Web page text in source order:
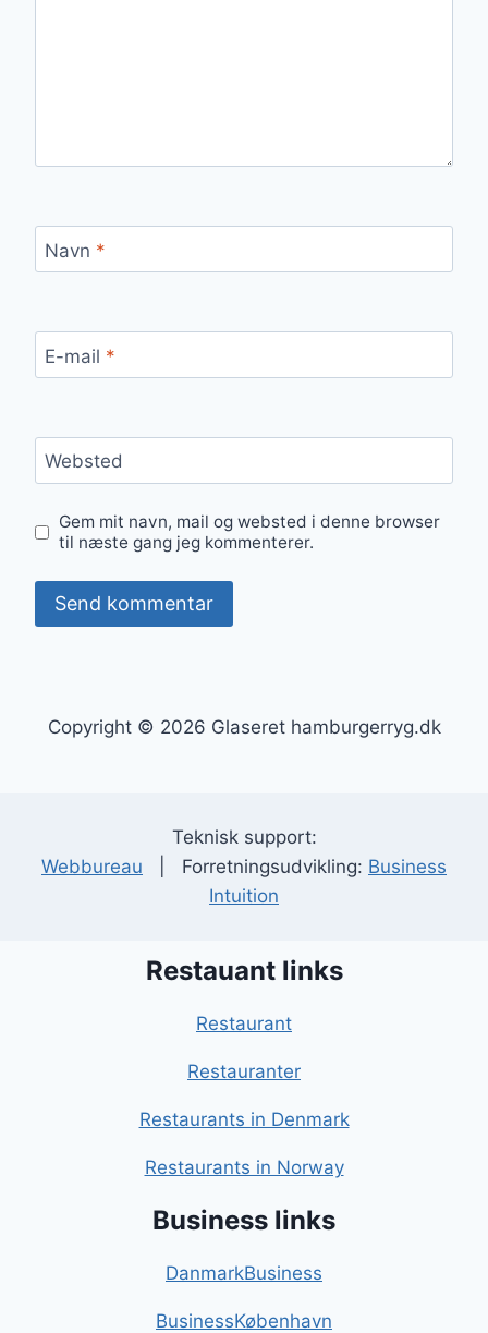
Navn *
E-mail *
Websted
Gem mit navn, mail og websted i denne browser
til næste gang jeg kommenterer.
Copyright © 2026 Glaseret hamburgerryg.dk
Teknisk support:
Webbureau | Forretningsudvikling: Business
Intuition
Restauant links
Restaurant
Restauranter
Restaurants in Denmark
Restaurants in Norway
Business links
DanmarkBusiness
BusinessKøbenhavn